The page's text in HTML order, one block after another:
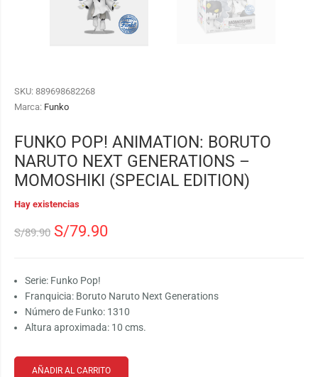
SKU: 889698682268
Marca: Funko
FUNKO POP! ANIMATION: BORUTO
NARUTO NEXT GENERATIONS –
MOMOSHIKI (SPECIAL EDITION)
Hay existencias
S/89.90 S/79.90
Serie: Funko Pop!
Franquicia: Boruto Naruto Next Generations
Número de Funko: 1310
Altura aproximada: 10 cms.
AÑADIR AL CARRITO